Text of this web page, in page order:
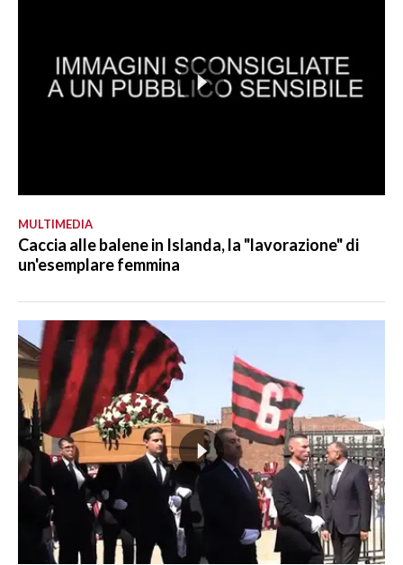
MULTIMEDIA
Caccia alle balene in Islanda, la "lavorazione" di
un'esemplare femmina